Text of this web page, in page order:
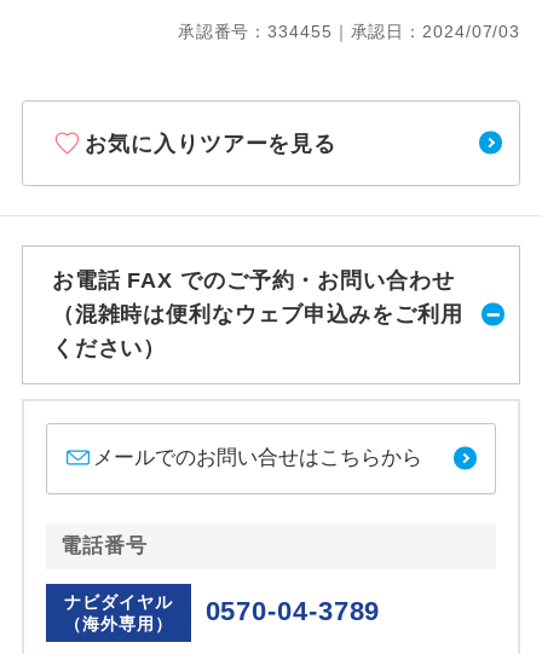
承認番号：334455｜承認日：2024/07/03
お気に入りツアーを見る
お電話 FAX でのご予約・お問い合わせ
（混雑時は便利なウェブ申込みをご利用
ください）
メールでのお問い合せはこちらから
電話番号
ナビダイヤル
（海外専用）
0570-04-3789